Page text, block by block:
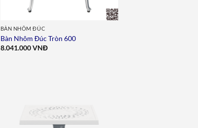
BÀN NHÔM ĐÚC
Bàn Nhôm Đúc Tròn 600
8.041.000VNĐ